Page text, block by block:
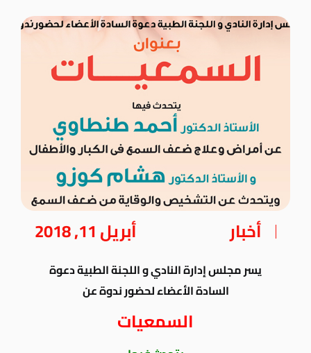
أخبار أبريل 11, 2018
يسر مجلس إدارة النادي و اللجنة الطبية دعوة
السادة الأعضاء لحضور ندوة عن
السمعيات